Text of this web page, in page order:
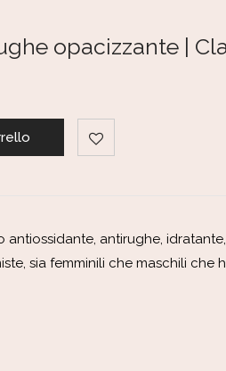
opacizzante |
antiossidante, antirughe,
sia femminili che maschili che